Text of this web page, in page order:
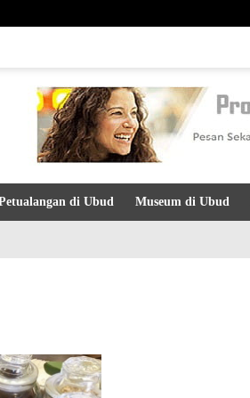
di Ubud Museum di Ubud